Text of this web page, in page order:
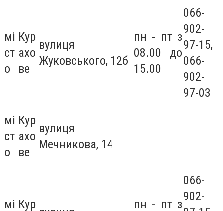
мі
ст
о
Кур
ахо
ве
вулиця
Жуковського, 12б
пн - пт з
08.00 до
15.00
066-
902-
97-15,
066-
902-
97-03
мі
ст
о
Кур
ахо
ве
вулиця
Мечникова, 14
мі Кур
пн - пт з
066-
902-